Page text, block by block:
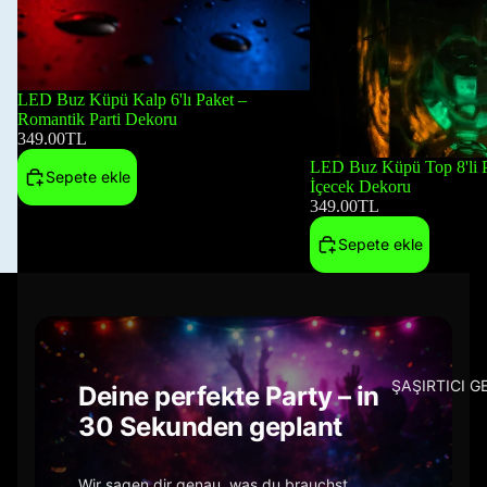
ŞAŞIRTICI
LED Buz Küpü Kalp 6'lı Paket –
Romantik Parti Dekoru
349.00TL
Sepete ekle
LED Buz Küpü Top 8'li
İçecek Dekoru
349.00TL
Sepete ekle
Deine perfekte Party – in
30 Sekunden geplant